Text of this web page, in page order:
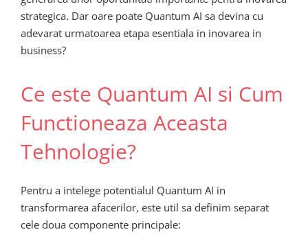
strategica. Dar oare poate Quantum AI sa devina cu
adevarat urmatoarea etapa esentiala in inovarea in
business?
Ce este Quantum AI si Cum
Functioneaza Aceasta
Tehnologie?
Pentru a intelege potentialul Quantum AI in
transformarea afacerilor, este util sa definim separat
cele doua componente principale: